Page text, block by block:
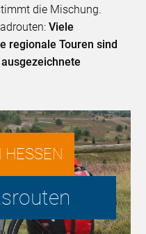
die Mischung.
Viele
regionale Touren sind